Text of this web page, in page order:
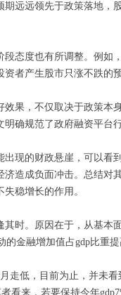
远远领先于政策落地
态度也有所调整。例
者产生股市只涨不跌的
果，不仅取决于政策
确规范了政府融资平
现的财政悬崖，可以
造成负面冲击。总结
稳增长的作用。
时。原因在于，从基
的金融增加值占gdp比重
走低，目前为止，并未
看来，若要保持今年